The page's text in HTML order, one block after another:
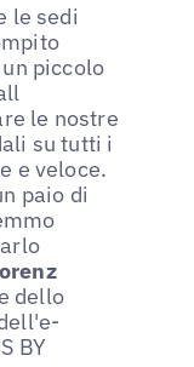
le sedi
piccolo
le nostre
su tutti i
e veloce.
paio di
dello
BY